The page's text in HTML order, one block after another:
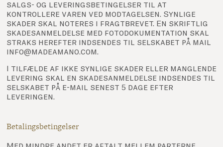
salgs- og leveringsbetingelser til at
kontrollere varen ved modtagelsen. Synlige
skader skal noteres i fragtbrevet. En skriftlig
skadesanmeldelse med fotodokumentation skal
straks herefter indsendes til selskabet på mail
info@madeamano.com.
I tilfælde af ikke synlige skader eller manglende
levering skal en skadesanmeldelse indsendes til
selskabet på e-mail senest 5 dage efter
leveringen.
Betalingsbetingelser